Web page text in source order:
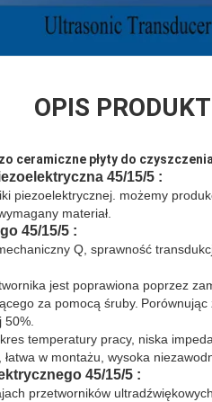
OPIS
ceramiczne płyty do
45/15/5 :
piezoelektrycznej. możemy
materiał.
45/15/5 :
Q, sprawność
jest poprawiona poprzez
za pomocą śruby. Porównując
temperatury pracy, niska
w montażu, wysoka
45/15/5 :
przetworników